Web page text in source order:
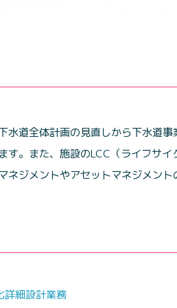
水道全体計画の見直しから下水道
す。また、施設のLCC（ライフサ
ネジメントやアセットマネジメント
詳細設計業務